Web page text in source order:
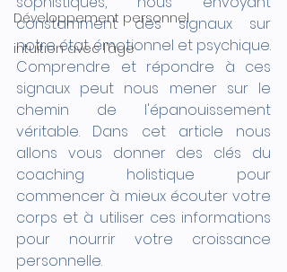
Développement personnel
intuition avec l’âge
constamment des signaux sur
notre état émotionnel et psychique.
Comprendre et répondre à ces
signaux peut nous mener sur le
chemin de l'épanouissement
véritable. Dans cet article nous
allons vous donner des clés du
coaching holistique pour
commencer à mieux écouter votre
corps et à utiliser ces informations
pour nourrir votre croissance
personnelle.